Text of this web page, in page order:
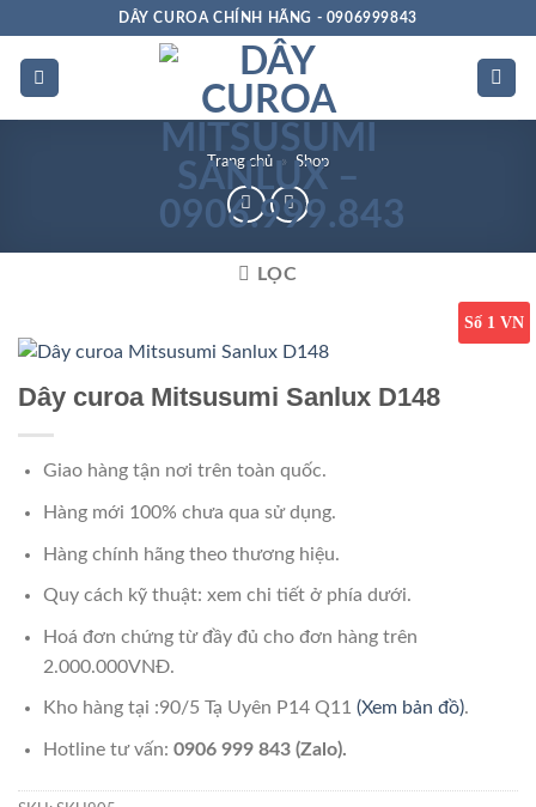
dung
DÂY CUROA CHÍNH HÃNG - 0906999843
Trang chủ » Shop
LỌC
Số 1 VN
Dây curoa Mitsusumi Sanlux D148
Giao hàng tận nơi trên toàn quốc.
Hàng mới 100% chưa qua sử dụng.
Hàng chính hãng theo thương hiệu.
Quy cách kỹ thuật: xem chi tiết ở phía dưới.
Hoá đơn chứng từ đầy đủ cho đơn hàng trên
2.000.000VNĐ.
Kho hàng tại :90/5 Tạ Uyên P14 Q11 (Xem bản đồ).
Hotline tư vấn: 0906 999 843 (Zalo).